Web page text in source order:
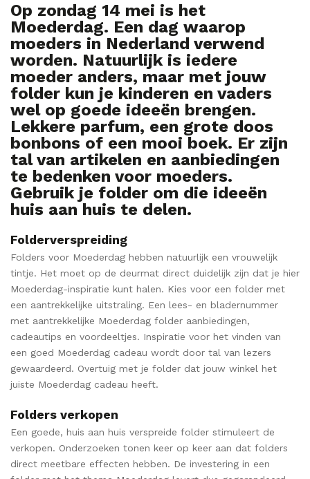
Op zondag 14 mei is het
Moederdag. Een dag waarop
moeders in Nederland verwend
worden. Natuurlijk is iedere
moeder anders, maar met jouw
folder kun je kinderen en vaders
wel op goede ideeën brengen.
Lekkere parfum, een grote doos
bonbons of een mooi boek. Er zijn
tal van artikelen en aanbiedingen
te bedenken voor moeders.
Gebruik je folder om die ideeën
huis aan huis te delen.
Folderverspreiding
Folders voor Moederdag hebben natuurlijk een vrouwelijk
tintje. Het moet op de deurmat direct duidelijk zijn dat je hier
Moederdag-inspiratie kunt halen. Kies voor een folder met
een aantrekkelijke uitstraling. Een lees- en bladernummer
met aantrekkelijke Moederdag folder aanbiedingen,
cadeautips en voordeeltjes. Inspiratie voor het vinden van
een goed Moederdag cadeau wordt door tal van lezers
gewaardeerd. Overtuig met je folder dat jouw winkel het
juiste Moederdag cadeau heeft.
Folders verkopen
Een goede, huis aan huis verspreide folder stimuleert de
verkopen. Onderzoeken tonen keer op keer aan dat folders
direct meetbare effecten hebben. De investering in een